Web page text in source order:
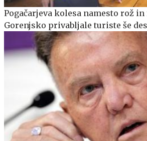
Pogačarjeva kolesa namesto rož
Gorenjsko privabljale turiste še